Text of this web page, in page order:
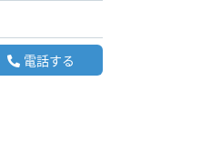
電話する